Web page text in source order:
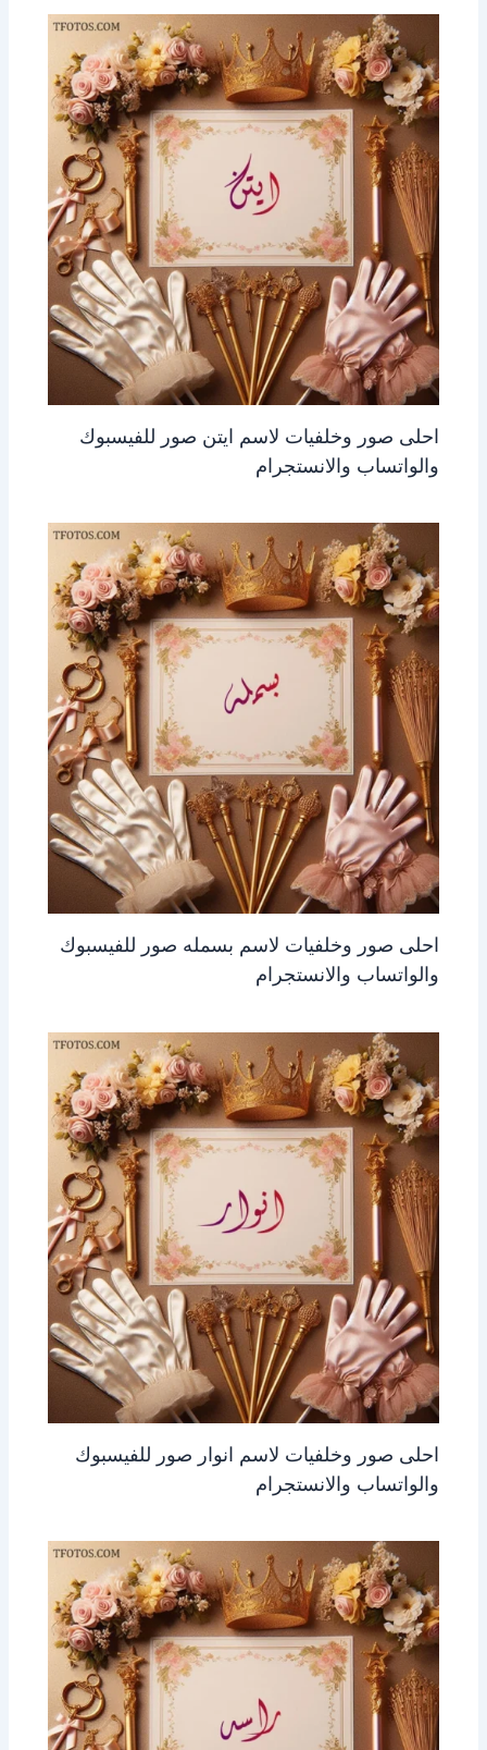
احلى صور وخلفيات لاسم ايتن صور للفيسبوك
والواتساب والانستجرام
احلى صور وخلفيات لاسم بسمله صور للفيسبوك
والواتساب والانستجرام
احلى صور وخلفيات لاسم انوار صور للفيسبوك
والواتساب والانستجرام